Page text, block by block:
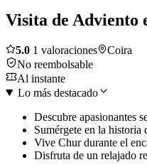
Visita de Adviento
5.0 1 valoraciones
Coira
No reembolsable
Al instante
Lo más destacado
Descubre apasionantes
Sumérgete en la historia
Vive Chur durante el
Disfruta de un relajado